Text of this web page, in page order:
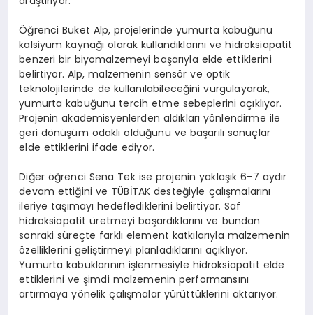
Öğrenci Buket Alp, projelerinde yumurta kabuğunu
kalsiyum kaynağı olarak kullandıklarını ve hidroksiapatit
benzeri bir biyomalzemeyi başarıyla elde ettiklerini
belirtiyor. Alp, malzemenin sensör ve optik
teknolojilerinde de kullanılabileceğini vurgulayarak,
yumurta kabuğunu tercih etme sebeplerini açıklıyor.
Projenin akademisyenlerden aldıkları yönlendirme ile
geri dönüşüm odaklı olduğunu ve başarılı sonuçlar
elde ettiklerini ifade ediyor.
Diğer öğrenci Sena Tek ise projenin yaklaşık 6-7 aydır
devam ettiğini ve TÜBİTAK desteğiyle çalışmalarını
ileriye taşımayı hedeflediklerini belirtiyor. Saf
hidroksiapatit üretmeyi başardıklarını ve bundan
sonraki süreçte farklı element katkılarıyla malzemenin
özelliklerini geliştirmeyi planladıklarını açıklıyor.
Yumurta kabuklarının işlenmesiyle hidroksiapatit elde
ettiklerini ve şimdi malzemenin performansını
artırmaya yönelik çalışmalar yürüttüklerini aktarıyor.